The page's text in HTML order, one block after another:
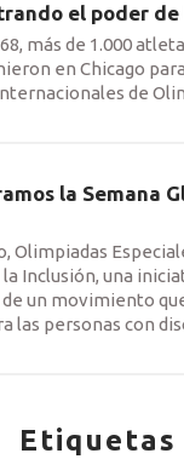
el poder
más de 1.000
en Chicago
de
la Semana
Olimpiadas
Inclusión, una
un movimiento
las personas con
Etiquetas